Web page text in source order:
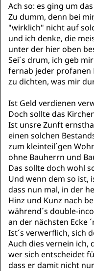
Ach so: es ging um
Zu dumm, denn bei
"wirklich" nicht auf
und ich denke, die
unter der hier oben
Sei´s drum, ich geb
fernab jeder profanen
zu dichten, was mir
Ist Geld verdienen
Doch sollte das
Ist unsre Zunft
einen solchen
zum kleinteil´gen
ohne Bauherrn und
Das sollte doch wohl
Und wenn dem so ist,
dass nun mal, in der
Hinz und Kunz nach
während´s double-
an der nächsten Ecke
Ist´s verwerflich, sich
Auch dies vernein ich,
wer sich entscheidet
dass er damit nicht